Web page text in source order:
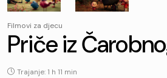
Filmovi za djecu
Priče iz
Trajanje: 1 h 11 min